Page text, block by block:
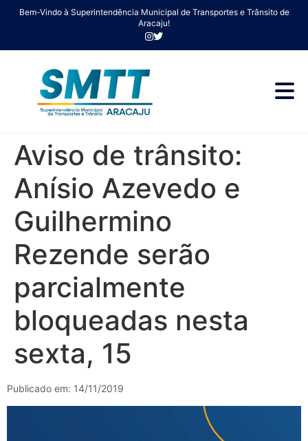
Bem-Vindo à Superintendência Municipal de Transportes e Trânsito de
Aracaju!
Aviso de trânsito:
Anísio Azevedo e
Guilhermino
Rezende serão
parcialmente
bloqueadas nesta
sexta, 15
Publicado em: 14/11/2019